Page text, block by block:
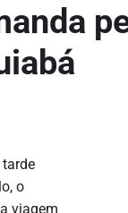
o
viagem